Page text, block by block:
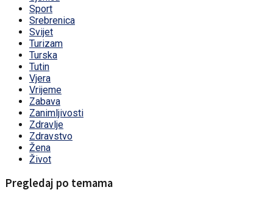
Sport
Srebrenica
Svijet
Turizam
Turska
Tutin
Vjera
Vrijeme
Zabava
Zanimljivosti
Zdravlje
Zdravstvo
Žena
Život
Pregledaj po temama